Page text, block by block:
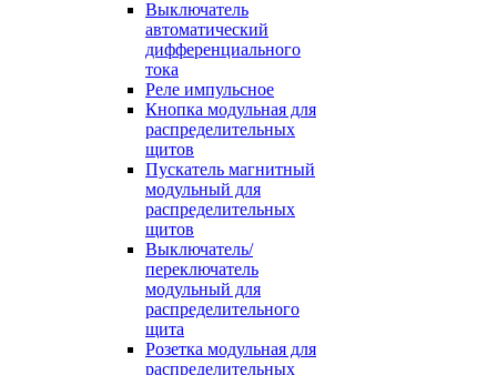
Выключатель
автоматический
дифференциального
тока
Реле импульсное
Кнопка модульная для
распределительных
щитов
Пускатель магнитный
модульный для
распределительных
щитов
Выключатель/
переключатель
модульный для
распределительного
щита
Розетка модульная для
распределительных